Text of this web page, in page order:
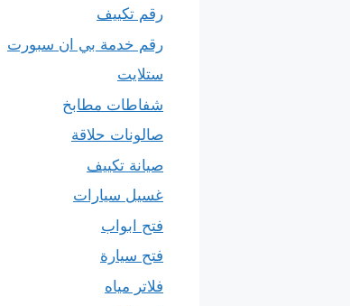
رقم تكييف
رقم خدمة بي ان سبورت
ستلايت
شفاطات مطابخ
صالونات حلاقة
صيانة تكييف
غسيل سيارات
فتح ابواب
فتح سيارة
فلاتر مياه